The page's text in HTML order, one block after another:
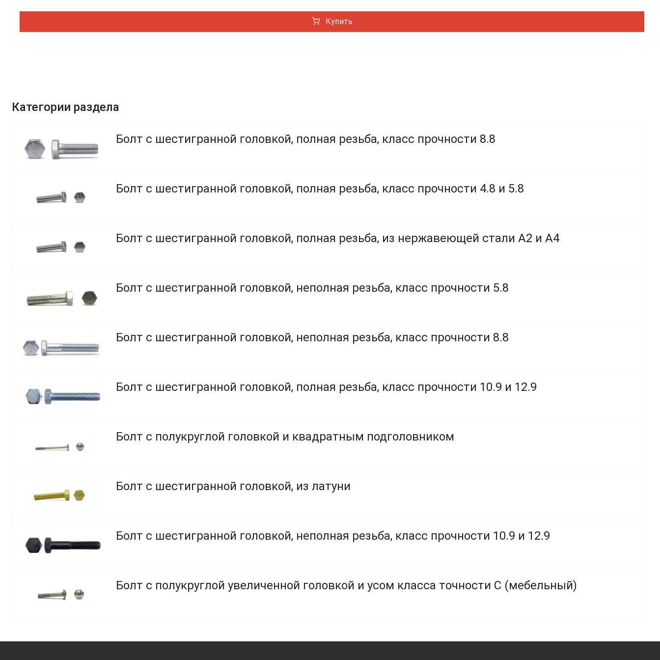
Купить
Категории раздела
Болт с шестигранной головкой, полная резьба, класс прочности 8.8
Болт с шестигранной головкой, полная резьба, класс прочности 4.8 и 5.8
Болт с шестигранной головкой, полная резьба, из нержавеющей стали A2 и A4
Болт с шестигранной головкой, неполная резьба, класс прочности 5.8
Болт с шестигранной головкой, неполная резьба, класс прочности 8.8
Болт с шестигранной головкой, полная резьба, класс прочности 10.9 и 12.9
Болт с полукруглой головкой и квадратным подголовником
Болт с шестигранной головкой, из латуни
Болт с шестигранной головкой, неполная резьба, класс прочности 10.9 и 12.9
Болт с полукруглой увеличенной головкой и усом класса точности C (мебельный)